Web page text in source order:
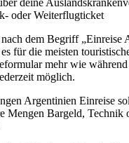
deine
oder Weiterflugticket
dem Begriff „Einreise
für die meisten
mehr wie während
möglich.
Argentinien Einreise
Mengen Bargeld, Technik